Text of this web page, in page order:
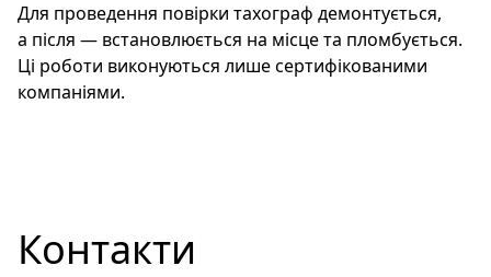
Для проведення повірки тахограф демонтується,
а після — встановлюється на місце та пломбується.
Ці роботи виконуються лише сертифікованими
компаніями.
Контакти